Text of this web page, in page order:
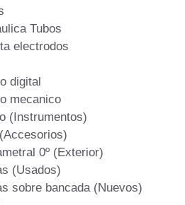
Tubos
electrodos
digital
mecanico
(Instrumentos)
0º (Exterior)
(Usados)
sobre bancada (Nuevos)